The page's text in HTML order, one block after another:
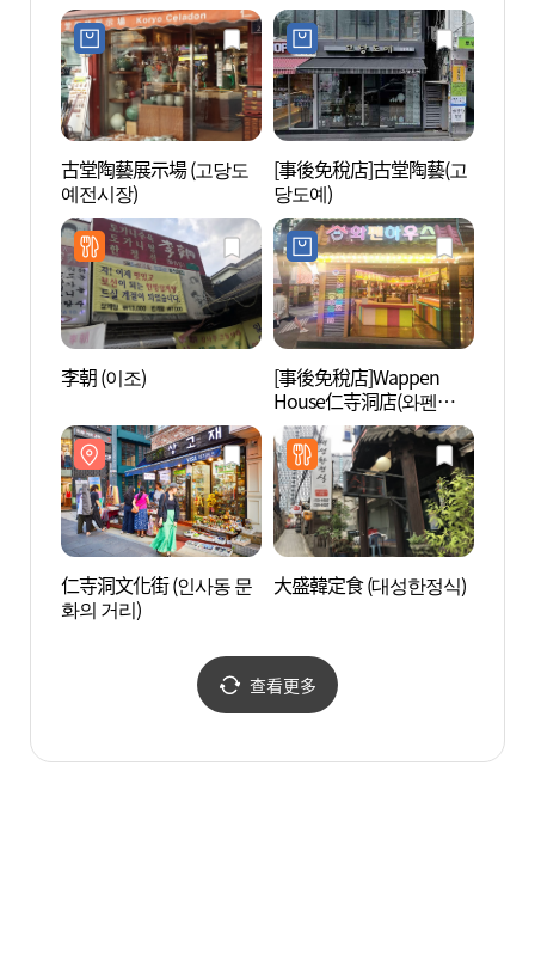
古堂陶藝展示場 (고당도
예전시장)
[事後免稅店]古堂陶藝(고
당도예)
李朝 (이조)
[事後免稅店]Wappen
House仁寺洞店(와펜하우
스 인사동점)
仁寺洞文化街 (인사동 문
화의 거리)
大盛韓定食 (대성한정식)
查看更多